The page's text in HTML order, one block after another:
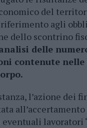
del
agli
dello scontrino
delle
contenute nelle
l’azione dei
eventuali lavoratori